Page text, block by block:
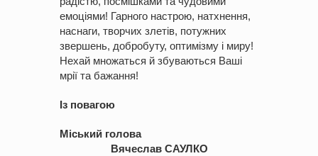
емоціями! Гарного настрою, натхнення,
наснаги, творчих злетів, потужних
звершень, добробуту, оптимізму і миру!
Нехай множаться й збуваються Ваші
мрії та бажання!
Із повагою
Міський голова
Вячеслав САУЛКО